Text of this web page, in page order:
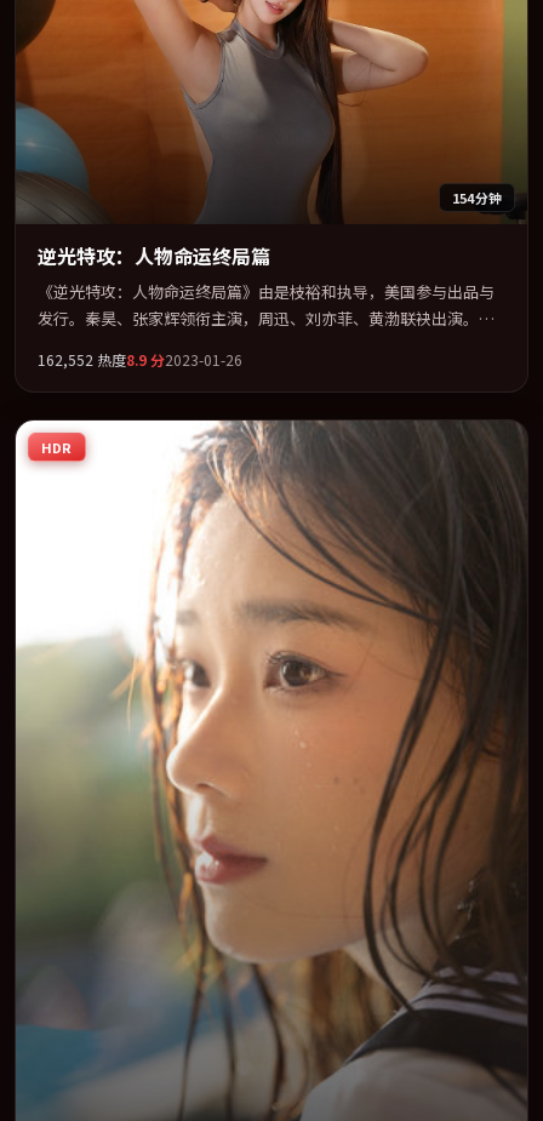
154分钟
逆光特攻：人物命运终局篇
《逆光特攻：人物命运终局篇》由是枝裕和执导，美国参与出品与
发行。秦昊、张家辉领衔主演，周迅、刘亦菲、黄渤联袂出演。以
架，在叙事、表演与视听上力求统一。定于 2023-09-02 在内地院线
及主流平台同步亮相，2023 年度话题片中口碑稳健，适合喜欢强情
节与人物弧光的观众完整观看。
162,552 热度8.9分2023-01-26
HDR